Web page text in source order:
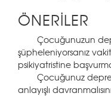
ÖNERİLER
Çocuğunuzun
şüpheleniyorsanız
psikiyatristine
Çocuğunuz
anlayışlı